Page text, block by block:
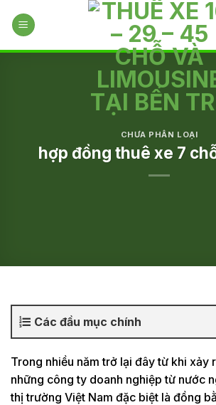
CHƯA PHÂN LOẠI
hợp đồng thuê xe 7
Các đầu mục chính
Trong nhiều năm trở lại đây từ khi xảy
những công ty doanh nghiệp từ nước
thị trường Việt Nam đặc biệt là đồng